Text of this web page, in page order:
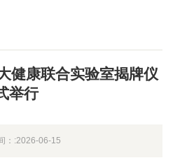
健康联合实验室揭牌仪
举行
：:2026-06-15